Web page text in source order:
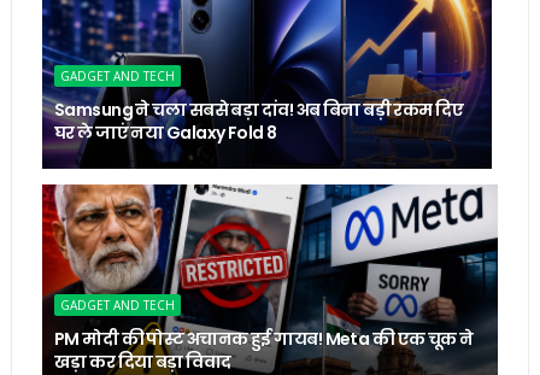
GADGET AND TECH
Samsung ने चला सबसे बड़ा दांव! अब बिना बड़ी रकम दिए
घर ले जाएं नया Galaxy Fold 8
GADGET AND TECH
PM मोदी की पोस्ट अचानक हुई गायब! Meta की एक चूक ने
खड़ा कर दिया बड़ा विवाद